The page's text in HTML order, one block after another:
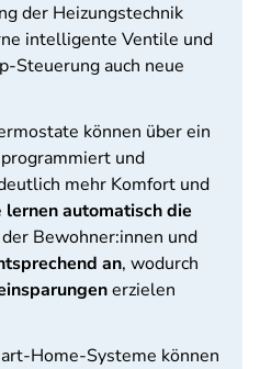
der Heizungstechnik
intelligente Ventile und
Steuerung auch neue
können über ein
und
mehr Komfort und
lernen automatisch die
der Bewohner:innen und
an, wodurch
erzielen
Home-Systeme können